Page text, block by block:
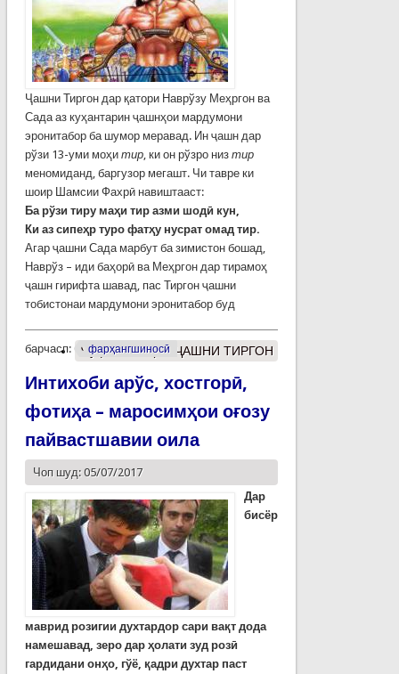
Ҷашни Тиргон дар қатори Наврўзу Меҳргон ва
Сада аз куҳантарин ҷашнҳои мардумони
эронитабор ба шумор меравад. Ин ҷашн дар
рўзи 13-уми моҳи тир, ки он рўзро низ тир
меномиданд, баргузор мегашт. Чи тавре ки
шоир Шамсии Фахрӣ навиштааст:
Ба рўзи тиру маҳи тир азми шодӣ кун,
Ки аз сипеҳр туро фатҳу нусрат омад тир.
Агар ҷашни Сада марбут ба зимистон бошад,
Наврўз – иди баҳорӣ ва Меҳргон дар тирамоҳ
ҷашн гирифта шавад, пас Тиргон ҷашни
тобистонаи мардумони эронитабор буд
барчасп: фарҳангшиносӣ
Муфассалтаро ҶАШНИ ТИРГОН
Интихоби арўс, хостгорӣ,
фотиҳа – маросимҳои оғозу
пайвастшавии оила
Чоп шуд: 05/07/2017
Дар
бисёр
маврид розигии духтардор сари вақт дода
намешавад, зеро дар ҳолати зуд розӣ
гардидани онҳо, гўё, қадри духтар паст